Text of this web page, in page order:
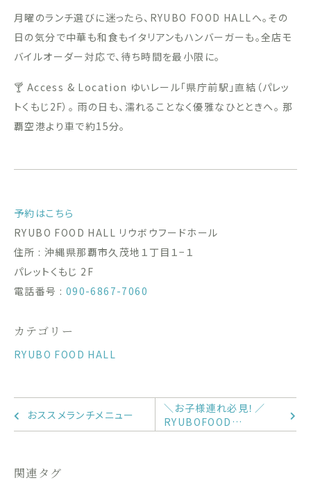
月曜のランチ選びに迷ったら、RYUBO FOOD HALLへ。その
日の気分で中華も和食もイタリアンもハンバーガーも。全店モ
バイルオーダー対応で、待ち時間を最小限に。
🍸 Access & Location ゆいレール「県庁前駅」直結（パレッ
トくもじ2F）。 雨の日も、濡れることなく優雅なひとときへ。 那
覇空港より車で約15分。
予約はこちら
RYUBO FOOD HALL リウボウフードホール
住所 : 沖縄県那覇市久茂地１丁目１−１
パレットくもじ 2F
電話番号 : 090-6867-7060
カテゴリー
RYUBO FOOD HALL
おススメランチメニュー
＼お子様連れ必見！／
RYUBOFOOD…
関連タグ